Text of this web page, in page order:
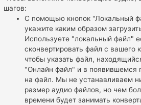
шагов:
С помощью кнопок "Локальный
укажите каким образом
Используете "локальный файл"
сконвертировать файл с вашего
чтобы указать файл,
"Онлайн файл" и в появившемся
на файл. Мы не устанавливаем
размер аудио файлов, но чем
времени будет занимать